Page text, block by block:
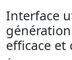
Interface
efficace et